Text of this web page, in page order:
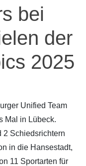
bei
der
2025
Unified Team
Mal in Lübeck.
2 Schiedsrichtern
in die Hansestadt,
11 Sportarten für